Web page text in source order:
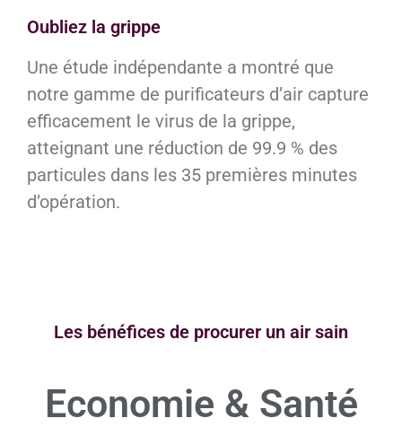
Oubliez la grippe
Une étude indépendante a montré que
notre gamme de purificateurs d’air capture
efficacement le virus de la grippe,
atteignant une réduction de 99.9 % des
particules dans les 35 premières minutes
d’opération.
Les bénéfices de procurer un air sain
Economie & Santé